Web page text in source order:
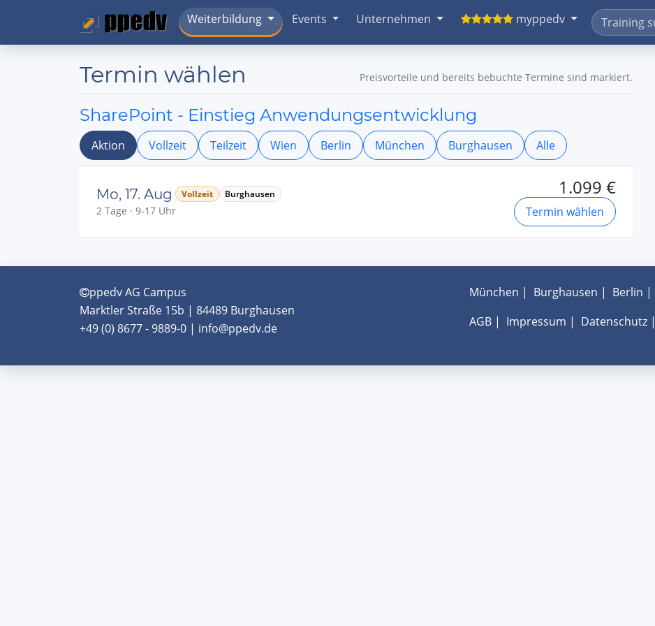
Weiterbildung Events Unternehmen myppedv
Termin wählen Preisvorteile und bereits bebuchte Termine sind markiert.
SharePoint - Einstieg Anwendungsentwicklung
Aktion Vollzeit Teilzeit Wien Berlin München Burghausen Alle
Mo, 17. Aug Vollzeit Burghausen
2 Tage · 9-17 Uhr
1.099 €
Termin wählen
ppedv AG Campus
Marktler Straße 15b | 84489 Burghausen
+49 (0) 8677 - 9889-0 | info@ppedv.de
München | Burghausen | Berlin |
AGB| Impressum | Datenschutz|